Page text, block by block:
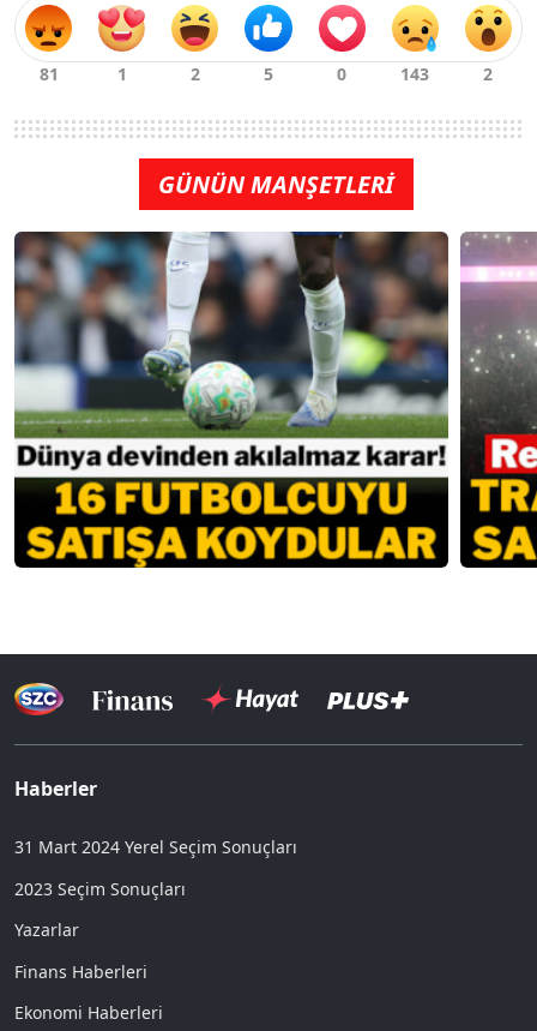
GÜNÜN MANŞETLERİ
Haberler
31 Mart 2024 Yerel Seçim Sonuçları
2023 Seçim Sonuçları
Yazarlar
Finans Haberleri
Ekonomi Haberleri